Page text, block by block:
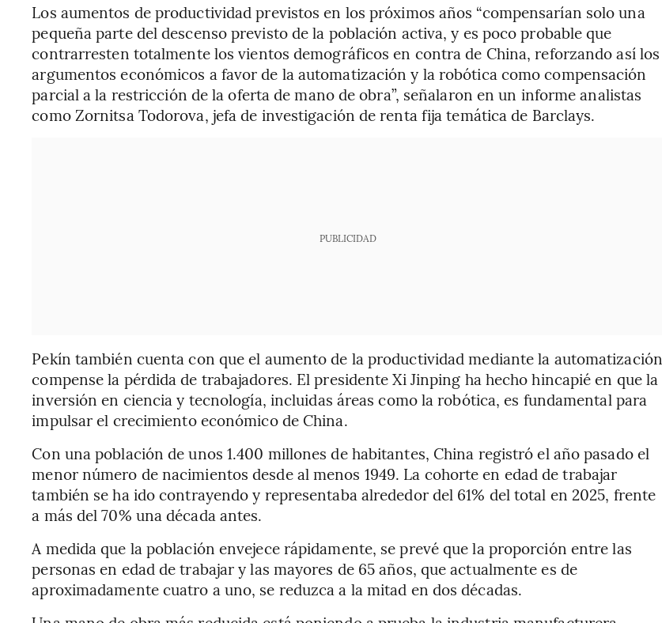
Los aumentos de productividad previstos en los próximos años “compensarían solo una
pequeña parte del descenso previsto de la población activa, y es poco probable que
contrarresten totalmente los vientos demográficos en contra de China, reforzando así los
argumentos económicos a favor de la automatización y la robótica como compensación
parcial a la restricción de la oferta de mano de obra”, señalaron en un informe analistas
como Zornitsa Todorova, jefa de investigación de renta fija temática de Barclays.
PUBLICIDAD
Pekín también cuenta con que el aumento de la productividad mediante la automatización
compense la pérdida de trabajadores. El presidente Xi Jinping ha hecho hincapié en que la
inversión en ciencia y tecnología, incluidas áreas como la robótica, es fundamental para
impulsar el crecimiento económico de China.
Con una población de unos 1.400 millones de habitantes, China registró el año pasado el
menor número de nacimientos desde al menos 1949. La cohorte en edad de trabajar
también se ha ido contrayendo y representaba alrededor del 61% del total en 2025, frente
a más del 70% una década antes.
A medida que la población envejece rápidamente, se prevé que la proporción entre las
personas en edad de trabajar y las mayores de 65 años, que actualmente es de
aproximadamente cuatro a uno, se reduzca a la mitad en dos décadas.